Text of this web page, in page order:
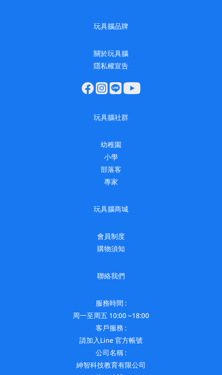
玩具腦品牌
關於玩具腦
隱私權宣告
玩具腦社群
幼稚園
小學
部落客
專家
玩具腦商城
會員制度
購物須知
聯絡我們
服務時間 :
周一至周五 10:00 ~18:00
客戶服務 :
請加入Line 官方帳號
公司名稱 :
紳智科技教育有限公司